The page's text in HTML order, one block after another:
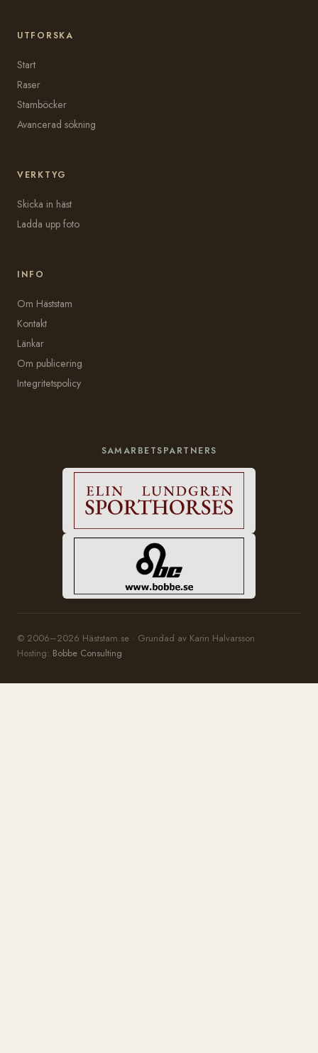
UTFORSKA
Start
Raser
Stamböcker
Avancerad sökning
VERKTYG
Skicka in häst
Ladda upp foto
INFO
Om Häststam
Kontakt
Länkar
Om publicering
Integritetspolicy
SAMARBETSPARTNERS
© 2006–2026 Häststam.se · Grundad av Karin Halvarsson
Hosting: Bobbe Consulting